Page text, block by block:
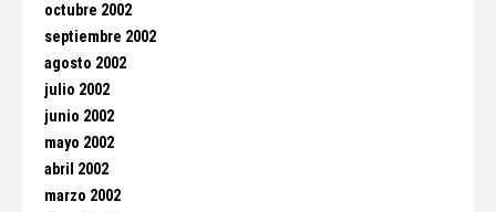
octubre 2002
septiembre 2002
agosto 2002
julio 2002
junio 2002
mayo 2002
abril 2002
marzo 2002